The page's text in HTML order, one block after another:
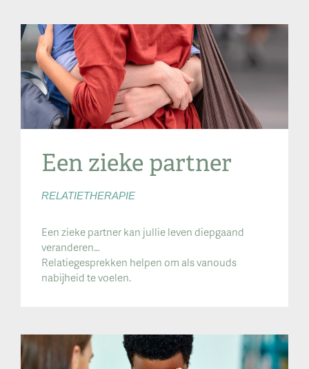
Een zieke partner
RELATIETHERAPIE
Een zieke partner kan jullie leven diepgaand
veranderen…
Relatiegesprekken helpen om als vanouds
nabijheid te voelen.